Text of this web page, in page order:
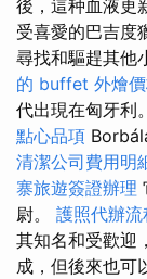
後，這种血液更
受喜愛的巴吉度
尋找和驅趕其他
的 buffet 外燴
代出現在匈牙利
點心品項
清潔公司費用明
寨旅遊簽證辦理
尉。 護照代辦流
其知名和受歡迎
成，但後來也可